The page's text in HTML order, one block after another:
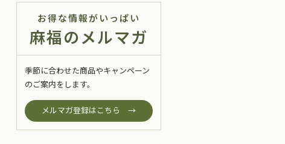
お得な情報がいっぱい
麻福のメルマガ
季節に合わせた商品やキャンペーン
のご案内をします。
メルマガ登録はこちら →